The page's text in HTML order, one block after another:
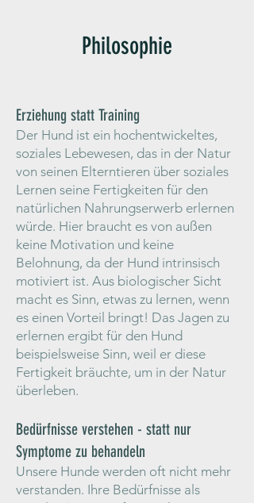
Philosophie
Erziehung statt Training
Der Hund ist ein hochentwickeltes,
soziales Lebewesen, das in der Natur
von seinen Elterntieren über soziales
Lernen seine Fertigkeiten für den
natürlichen Nahrungserwerb erlernen
würde. Hier braucht es von außen
keine Motivation und keine
Belohnung, da der Hund intrinsisch
motiviert ist. Aus biologischer Sicht
macht es Sinn, etwas zu lernen, wenn
es einen Vorteil bringt! Das Jagen zu
erlernen ergibt für den Hund
beispielsweise Sinn, weil er diese
Fertigkeit bräuchte, um in der Natur
überleben.
Bedürfnisse verstehen - statt nur
Symptome zu behandeln
Unsere Hunde werden oft nicht mehr
verstanden. Ihre Bedürfnisse als